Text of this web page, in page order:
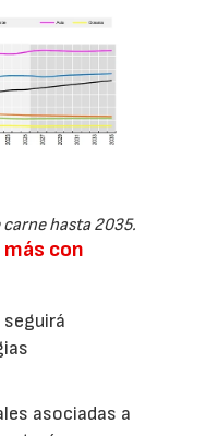
hasta 2035.
con
asociadas a